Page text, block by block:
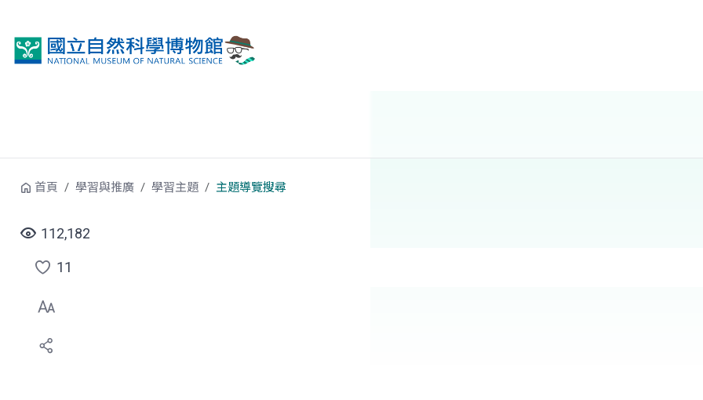
首頁 學習與推廣 學習主題 主題導覽搜尋
112,182
點
選
喜
11